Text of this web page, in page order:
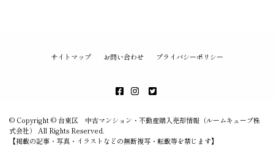
サイトマップ お問い合わせ プライバシーポリシー
© Copyright © 台東区 中古マンション・不動産購入売却情報（ルームキューブ株
式会社） All Rights Reserved.
【掲載の記事・写真・イラストなどの無断複写・転載等を禁じます】